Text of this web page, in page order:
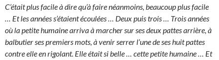
C’était plus facile à dire qu’à faire néanmoins, beaucoup plus facile
… Et les années s’étaient écoulées … Deux puis trois … Trois années
où la petite humaine arriva à marcher sur ses deux pattes arrière, à
balbutier ses premiers mots, à venir serrer l’une de ses huit pattes
contre elle en rigolant. Elle était si belle … cette petite humaine … Et